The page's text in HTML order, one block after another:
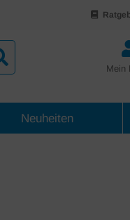
Mein
Neuheiten